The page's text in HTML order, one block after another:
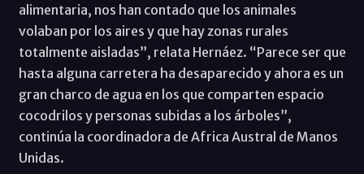
alimentaria, nos han contado que los animales
volaban por los aires y que hay zonas rurales
totalmente aisladas”, relata Hernáez. “Parece ser que
hasta alguna carretera ha desaparecido y ahora es un
gran charco de agua en los que comparten espacio
cocodrilos y personas subidas a los árboles”,
continúa la coordinadora de Africa Austral de Manos
Unidas.